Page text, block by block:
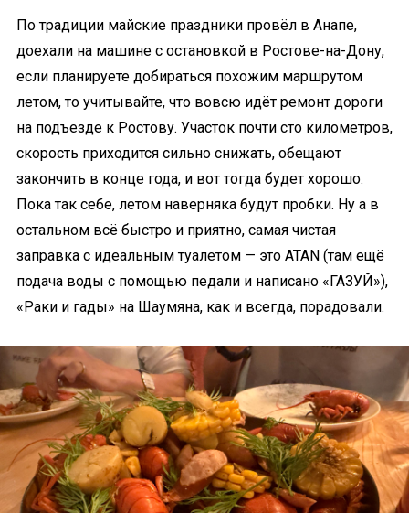
По традиции майские праздники провёл в Анапе,
доехали на машине с остановкой в Ростове-на-Дону,
если планируете добираться похожим маршрутом
летом, то учитывайте, что вовсю идёт ремонт дороги
на подъезде к Ростову. Участок почти сто километров,
скорость приходится сильно снижать, обещают
закончить в конце года, и вот тогда будет хорошо.
Пока так себе, летом наверняка будут пробки. Ну а в
остальном всё быстро и приятно, самая чистая
заправка с идеальным туалетом — это ATAN (там ещё
подача воды с помощью педали и написано «ГАЗУЙ»),
«Раки и гады» на Шаумяна, как и всегда, порадовали.